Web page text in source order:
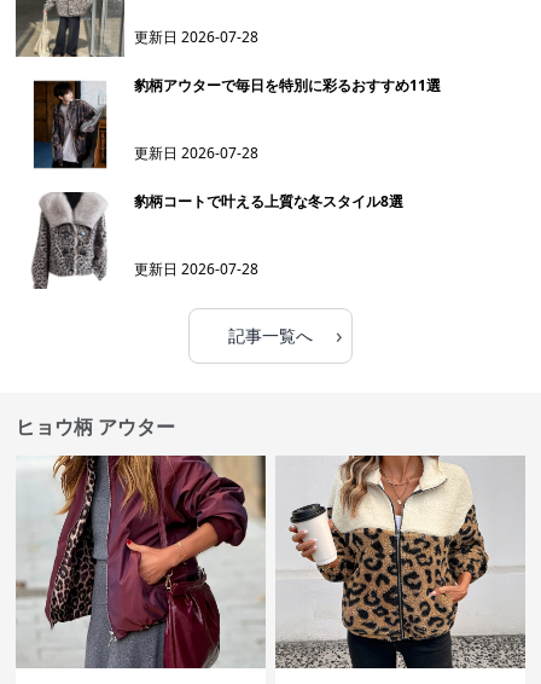
更新日2026-07-28
豹柄アウターで毎日を特別に彩るおすすめ11選
更新日2026-07-28
豹柄コートで叶える上質な冬スタイル8選
更新日2026-07-28
記事一覧へ ›
ヒョウ柄 アウター